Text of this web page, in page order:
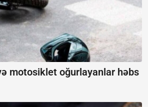
motosiklet oğurlayanlar həbs